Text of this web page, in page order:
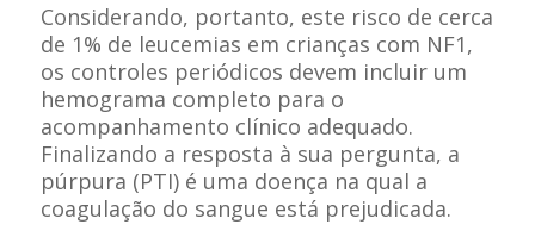
Considerando, portanto, este risco de cerca
de 1% de leucemias em crianças com NF1,
os controles periódicos devem incluir um
hemograma completo para o
acompanhamento clínico adequado.
Finalizando a resposta à sua pergunta, a
púrpura (PTI) é uma doença na qual a
coagulação do sangue está prejudicada.